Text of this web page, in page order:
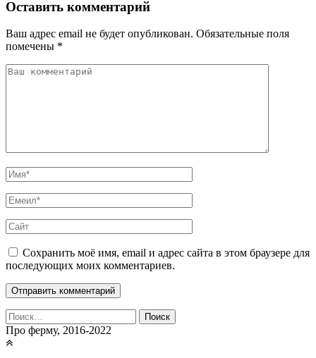
Оставить комментарий
Ваш адрес email не будет опубликован. Обязательные поля
помечены *
Сохранить моё имя, email и адрес сайта в этом браузере для
последующих моих комментариев.
Найти:
Про ферму, 2016-2022